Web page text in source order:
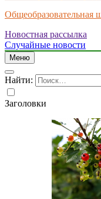
Общеобразовательная
Новостная рассылка
Случайные новости
Меню
Найти:
Заголовки